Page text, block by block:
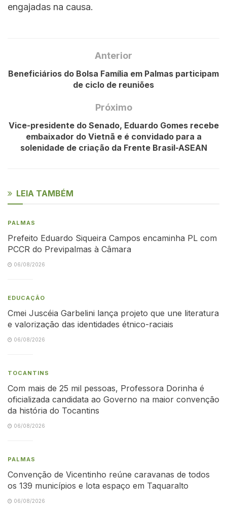
engajadas na causa.
Anterior
Beneficiários do Bolsa Família em Palmas participam
de ciclo de reuniões
Próximo
Vice-presidente do Senado, Eduardo Gomes recebe
embaixador do Vietnã e é convidado para a
solenidade de criação da Frente Brasil-ASEAN
LEIA TAMBÉM
PALMAS
Prefeito Eduardo Siqueira Campos encaminha PL com
PCCR do Previpalmas à Câmara
06/08/2026
EDUCAÇÃO
Cmei Juscéia Garbelini lança projeto que une literatura
e valorização das identidades étnico-raciais
06/08/2026
TOCANTINS
Com mais de 25 mil pessoas, Professora Dorinha é
oficializada candidata ao Governo na maior convenção
da história do Tocantins
06/08/2026
PALMAS
Convenção de Vicentinho reúne caravanas de todos
os 139 municípios e lota espaço em Taquaralto
06/08/2026